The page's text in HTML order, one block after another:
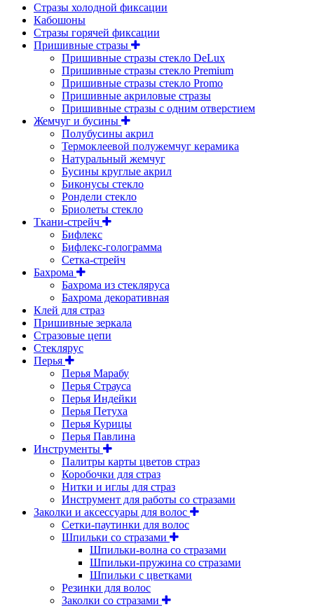
Стразы холодной фиксации
Кабошоны
Стразы горячей фиксации
Пришивные стразы
Пришивные стразы стекло DeLux
Пришивные стразы стекло Premium
Пришивные стразы стекло Promo
Пришивные акриловые стразы
Пришивные стразы с одним отверстием
Жемчуг и бусины
Полубусины акрил
Термоклеевой полужемчуг керамика
Натуральный жемчуг
Бусины круглые акрил
Биконусы стекло
Рондели стекло
Бриолеты стекло
Ткани-стрейч
Бифлекс
Бифлекс-голограмма
Сетка-стрейч
Бахрома
Бахрома из стекляруса
Бахрома декоративная
Клей для страз
Пришивные зеркала
Cтразовые цепи
Стеклярус
Перья
Перья Марабу
Перья Страуса
Перья Индейки
Перья Петуха
Перья Курицы
Перья Павлина
Инструменты
Палитры карты цветов страз
Коробочки для страз
Нитки и иглы для страз
Инструмент для работы со стразами
Заколки и аксессуары для волос
Сетки-паутинки для волос
Шпильки со стразами
Шпильки-волна со стразами
Шпильки-пружина со стразами
Шпильки с цветками
Резинки для волос
Заколки со стразами